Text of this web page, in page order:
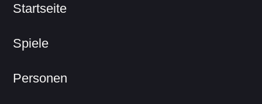
Startseite
Spiele
Personen